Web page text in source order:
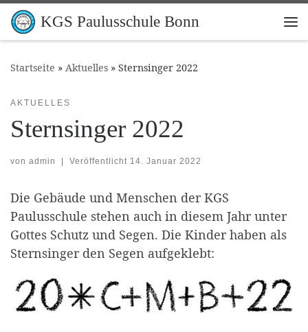
Zum Inhalt springen
KGS Paulusschule Bonn
Startseite » Aktuelles » Sternsinger 2022
AKTUELLES
Sternsinger 2022
von admin Veröffentlicht 14. Januar 2022
Die Gebäude und Menschen der KGS
Paulusschule stehen auch in diesem Jahr unter
Gottes Schutz und Segen. Die Kinder haben als
Sternsinger den Segen aufgeklebt: